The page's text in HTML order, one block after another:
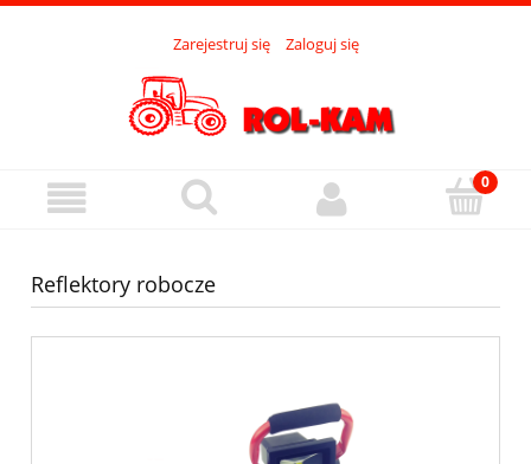
Zarejestruj się Zaloguj się
Reflektory robocze